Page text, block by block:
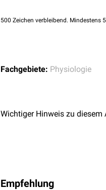
500 Zeichen verbleibend. Mindestens
Fachgebiete: Physiologie
Wichtiger Hinweis zu diesem
Empfehlung